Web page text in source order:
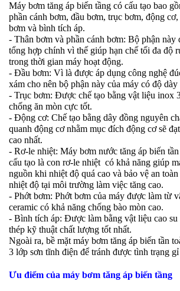
Máy bơm tăng áp biến tầng có cấu tạo bao
phần cánh bơm, đầu bơm, trục bơm, động
bơm và bình tích áp.
- Thân bơm và phần cánh bơm: Bộ phận này
tổng hợp chính vì thế giúp hạn chế tối đa độ
trong thời gian máy hoạt động.
- Đầu bơm: Vì là được áp dụng công nghệ
xám cho nên bộ phận này của máy có độ dày
- Trục bơm: Được chế tạo bằng vật liệu inox
chống ăn mòn cực tốt.
- Động cơ: Chế tạo bằng dây đồng nguyên
quanh động cơ nhằm mục đích động cơ sẽ
cao nhất.
- Rơ-le nhiệt: Máy bơm nước tăng áp biến
cấu tạo là con rơ-le nhiệt có khả năng giúp
nguồn khi nhiệt độ quá cao và bảo vệ an
nhiệt độ tại môi trường làm việc tăng cao.
- Phớt bơm: Phớt bơm của máy được làm từ
ceramic có khả năng chống bào mòn cao.
- Bình tích áp: Được làm bằng vật liệu cao
thép kỹ thuật chất lượng tốt nhất.
Ngoài ra, bề mặt máy bơm tăng áp biến tần
3 lớp sơn tĩnh điện để tránh được tình trạng gỉ
Ưu điểm của máy bơm tăng áp biến tầng